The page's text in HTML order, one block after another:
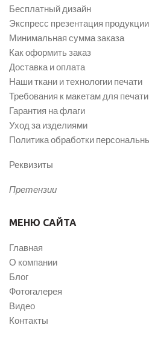
Бесплатный дизайн
Экспресс презентация
Минимальная сумма заказа
Как оформить заказ
Доставка и оплата
Наши ткани и технологии печати
Требования к макетам для печати
Гарантия на флаги
Уход за изделиями
Политика обработки
Реквизиты
Претензии
МЕНЮ САЙТА
Главная
О компании
Блог
Фотогалерея
Видео
Контакты